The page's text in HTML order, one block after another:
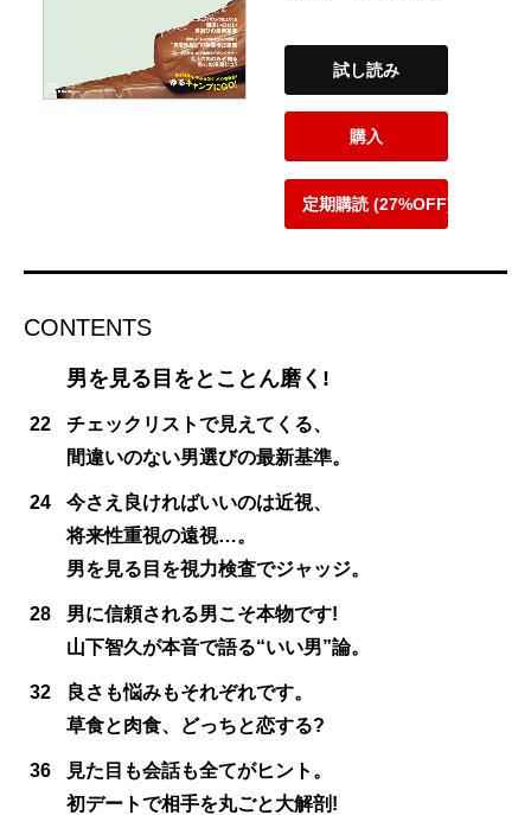
試し読み
購入
定期購読 (27%OFF)
CONTENTS
男を見る目をとことん磨く!
22
チェックリストで見えてくる、
間違いのない男選びの最新基準。
24
今さえ良ければいいのは近視、
将来性重視の遠視…。
男を見る目を視力検査でジャッジ。
28
男に信頼される男こそ本物です!
山下智久が本音で語る“いい男”論。
32
良さも悩みもそれぞれです。
草食と肉食、どっちと恋する?
36
見た目も会話も全てがヒント。
初デートで相手を丸ごと大解剖!